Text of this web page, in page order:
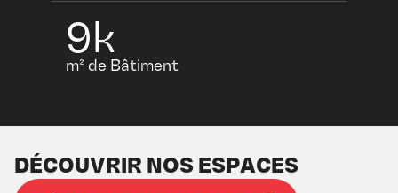
9k
m² de Bâtiment
DÉCOUVRIR NOS ESPACES